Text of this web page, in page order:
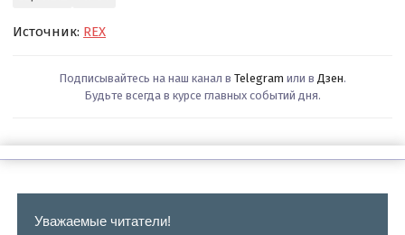
Источник: REX
Подписывайтесь на наш канал в Telegram или в Дзен.
Будьте всегда в курсе главных событий дня.
Уважаемые читатели!